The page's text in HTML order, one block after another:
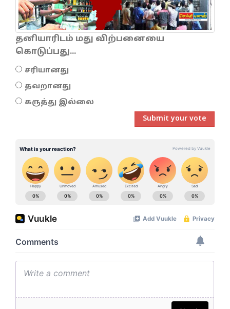
தனியாரிடம் மது விற்பனையை
கொடுப்பது...
சரியானது
தவறானது
கருத்து இல்லை
Submit your vote